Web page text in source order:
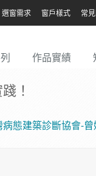
選窗需求 窗戶樣式 常
作品實績
！
態建築診斷協會-曾